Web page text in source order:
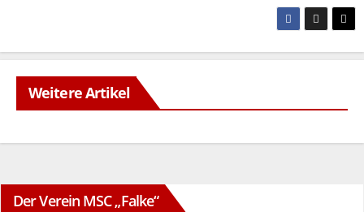
Weitere Artikel
Der Verein MSC „Falke“